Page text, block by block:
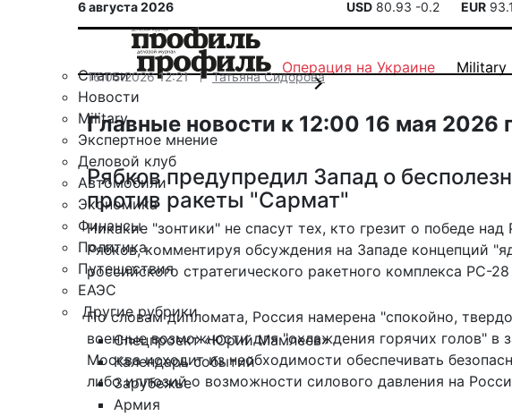
6 августа 2026 USD 80.93 -0.2 EUR
Статьи
Новости
Military
Экспертное мнение
Деловой клуб
Автомобили
Экономика
Финансы
Политика
Путешествия
ЕАЭС
Другие рубрики
Спецпроект «Юрий Мамлеев»
Календарь событий
Зарубежье
Армия
Операция на Украине Military
16.05.2026 12:21 Татьяна Сидорова
Главные новости к 12:00 16 мая 2026
Рябков предупредил Запад о
против ракеты "Сармат"
Никакие "зонтики" не спасут тех, кто грезит о победе над
Рябков, комментируя обсуждения на Западе концепций
российского стратегического ракетного комплекса РС-
По словам дипломата, Россия намерена "спокойно,
военные возможности для "охлаждения горячих голов" в
Москва исходит из необходимости обеспечивать
либо иллюзий о возможности силового давления на